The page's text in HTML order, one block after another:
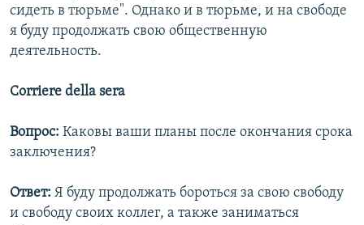
сидеть в тюрьме". Однако и в тюрьме, и на свободе
я буду продолжать свою общественную
деятельность.
Corriere della sera
Вопрос: Каковы ваши планы после окончания срока
заключения?
Ответ: Я буду продолжать бороться за свою свободу
и свободу своих коллег, а также заниматься